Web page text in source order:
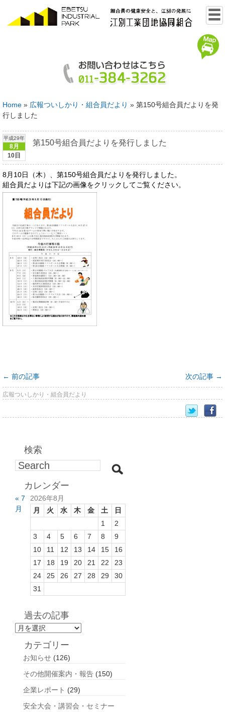
Home » 広報ついしかり・組合員だより » 第150号組合員だよりを発
行しました
平成29年
8月
10日
第150号組合員だよりを発行しました
8月10日（木）、第150号組合員だよりを発行しました。
組合員だよりは下記の画像をクリックしてご覧ください。
← 前の記事 次の記事 →
広報ついしかり・組合員だより
検索
カレンダー
2026年8月
月
火 水 木 金 土
日
1
2
3
4 5 6 7 8
9
10
11 12 13 14 15
16
17
18 19 20 21 22
23
24
25 26 27 28 29
30
31
« 7
月
過去の記事
過
カテゴリー
お知らせ (126)
その他開催案内・報告 (150)
企業レポート (29)
安全大会・講習会・セミナー